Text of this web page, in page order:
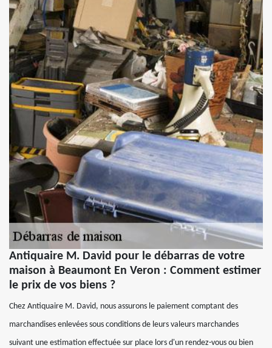
Antiquaire M. David pour le débarras de votre
maison à Beaumont En Veron : Comment estimer
le prix de vos biens ?
Chez Antiquaire M. David, nous assurons le paiement comptant des
marchandises enlevées sous conditions de leurs valeurs marchandes
suivant une estimation effectuée sur place lors d'un rendez-vous ou bien